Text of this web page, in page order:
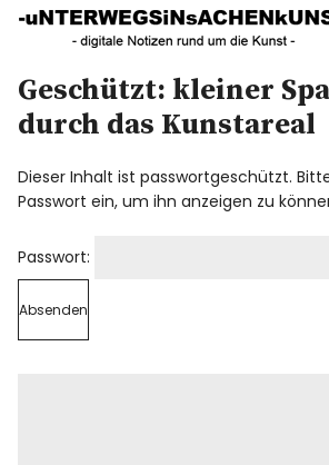
UNTERWEGS IN
KUNST
Start
KUNSTSPAZIERGÄNGE
ÜBER
UNSER BUCH
Geschützt: kleiner
durch das Kunstareal
Dieser Inhalt ist passwortgeschützt.
Passwort ein, um ihn anzeigen zu
Passwort: